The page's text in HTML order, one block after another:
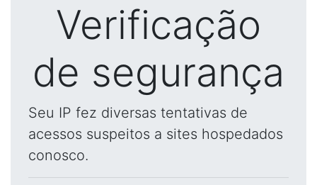
Verificação
de segurança
Seu IP fez diversas tentativas de
acessos suspeitos a sites hospedados
conosco.